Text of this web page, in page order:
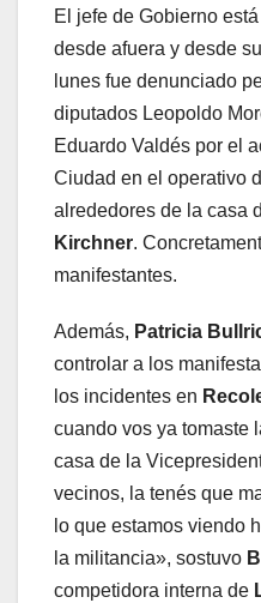
El jefe de Gobierno
desde afuera y desde
lunes fue denunciado
diputados Leopoldo
Eduardo Valdés por el
Ciudad en el operativo
alrededores de la casa
Kirchner.
manifestantes.
Además, Patricia
controlar a los
los incidentes en
cuando vos ya tomaste
casa de la
vecinos, la tenés que
lo que estamos viendo
la militancia», sostuvo
competidora interna de